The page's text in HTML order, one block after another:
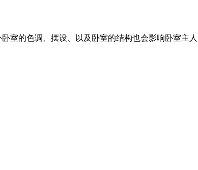
室的色调、摆设、以及卧室的结构也会影响卧室主人